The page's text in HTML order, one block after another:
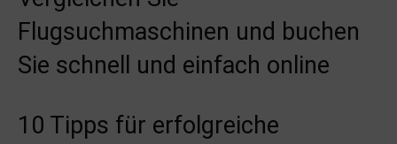
Flugsuchmaschinen und buchen
Sie schnell und einfach online
10 Tipps für erfolgreiche